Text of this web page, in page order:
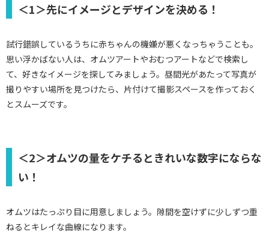
＜1＞先にイメージとデザインを決める！
試行錯誤しているうちに赤ちゃんの機嫌が悪くなっちゃうことも。
思い浮かばない人は、オムツアートやおむつアートなどで検索し
て、好きなイメージを探してみましょう。昼間光があたって写真が
撮りやすい場所を見つけたら、片付けて撮影スペースを作っておく
とスムーズです。
＜2＞オムツの量をケチるときれいな数字にならな
い！
オムツはたっぷり目に用意しましょう。隙間を空けずに少しずつ重
ねるとキレイな曲線になります。